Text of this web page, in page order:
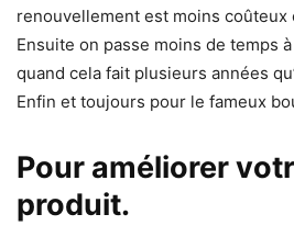
renouvellement est moins
Ensuite on passe moins de temps
quand cela fait plusieurs années
Enfin et toujours pour le fameux
Pour améliorer
produit.